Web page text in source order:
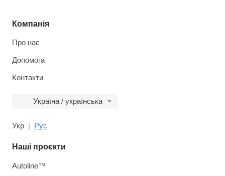
Компанія
Про нас
Допомога
Контакти
Україна / українська
Укр Рус
Наші проєкти
Autoline™